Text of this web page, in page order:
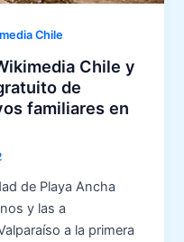
Chile
Chile y
de
familiares en
de Playa Ancha
y las a
a la primera